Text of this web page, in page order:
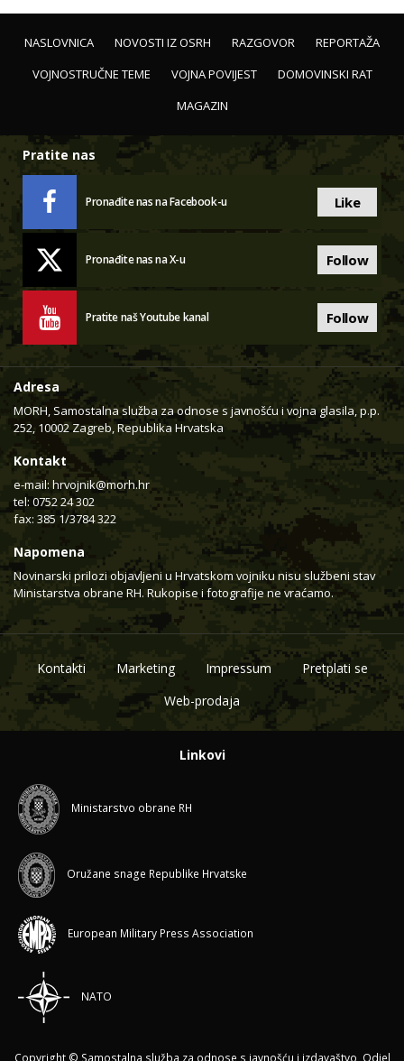
NASLOVNICA NOVOSTI IZ OSRH RAZGOVOR
REPORTAŽA
VOJNOSTRUČNE TEME
VOJNA POVIJEST
DOMOVINSKI RAT
MAGAZIN
Pratite nas
Pronađite nas na Facebook-u Like
Pronađite nas na X-u Follow
Pratite naš Youtube kanal Follow
Adresa
MORH, Samostalna služba za odnose s javnošću i vojna glasila, p.p.
252, 10002 Zagreb, Republika Hrvatska
Kontakt
e-mail: hrvojnik@morh.hr
tel: 0752 24 302
fax: 385 1/3784 322
Napomena
Novinarski prilozi objavljeni u Hrvatskom vojniku nisu službeni stav
Ministarstva obrane RH. Rukopise i fotografije ne vraćamo.
Kontakti Marketing Impressum
Pretplati se
Web-prodaja
Linkovi
Ministarstvo obrane RH
Oružane snage Republike Hrvatske
European Military Press Association
NATO
Copyright © Samostalna služba za odnose s javnošću i izdavaštvo, Odjel